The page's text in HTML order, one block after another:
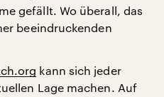
gefällt. Wo überall, das
beeindruckenden
kann sich jeder
Lage machen. Auf